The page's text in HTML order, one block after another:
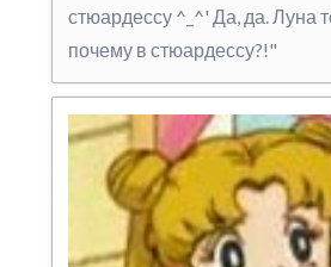
стюардессу ^_^' Да, да. Луна
почему в стюардессу?!"